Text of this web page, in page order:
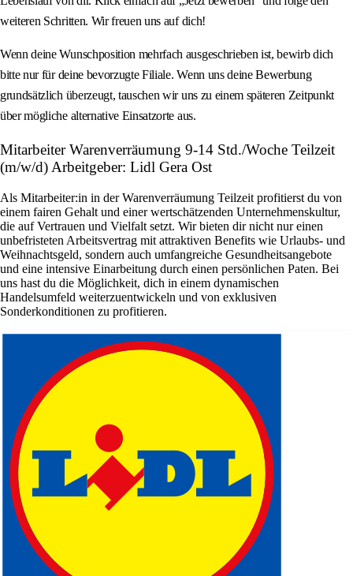
weiteren Schritten. Wir freuen uns auf dich!
Wenn deine Wunschposition mehrfach ausgeschrieben ist, bewirb dich
bitte nur für deine bevorzugte Filiale. Wenn uns deine Bewerbung
grundsätzlich überzeugt, tauschen wir uns zu einem späteren Zeitpunkt
über mögliche alternative Einsatzorte aus.
Mitarbeiter Warenverräumung 9-14 Std./Woche Teilzeit
(m/w/d) Arbeitgeber: Lidl Gera Ost
Als Mitarbeiter:in in der Warenverräumung Teilzeit profitierst du von
einem fairen Gehalt und einer wertschätzenden Unternehmenskultur,
die auf Vertrauen und Vielfalt setzt. Wir bieten dir nicht nur einen
unbefristeten Arbeitsvertrag mit attraktiven Benefits wie Urlaubs- und
Weihnachtsgeld, sondern auch umfangreiche Gesundheitsangebote
und eine intensive Einarbeitung durch einen persönlichen Paten. Bei
uns hast du die Möglichkeit, dich in einem dynamischen
Handelsumfeld weiterzuentwickeln und von exklusiven
Sonderkonditionen zu profitieren.